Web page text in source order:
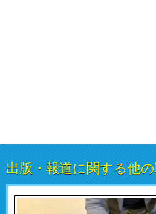
出版・報道に関する他